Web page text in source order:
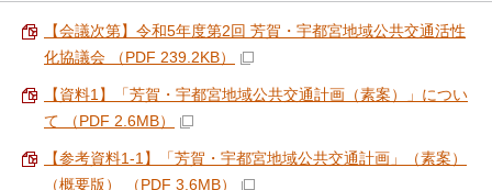
【会議次第】令和5年度第2回 芳賀・宇都宮地域公共交通活性
化協議会 （PDF 239.2KB）
【資料1】「芳賀・宇都宮地域公共交通計画（素案）」につい
て （PDF 2.6MB）
【参考資料1-1】「芳賀・宇都宮地域公共交通計画」（素案）
（概要版） （PDF 3.6MB）